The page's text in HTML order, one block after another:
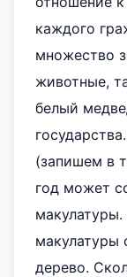
каждого
множество
животные,
белый
(запишем в
год может
макулатуры
дерево.